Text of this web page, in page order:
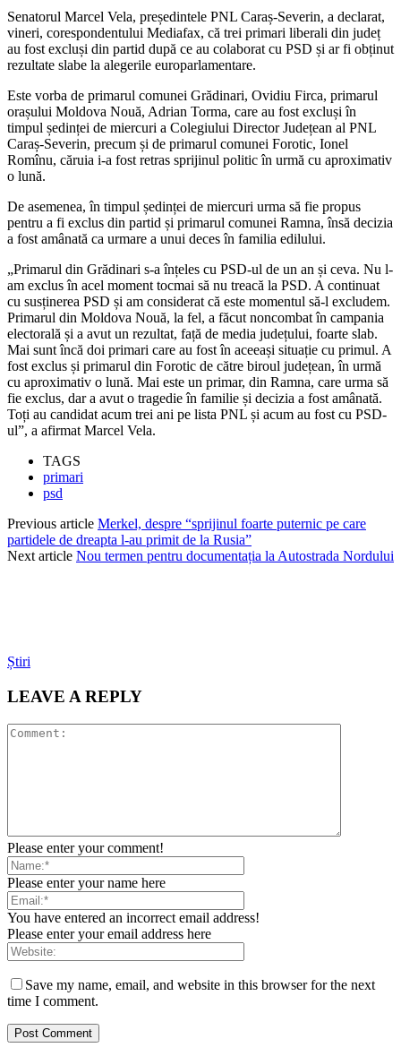
Senatorul Marcel Vela, președintele PNL Caraș-Severin, a declarat,
vineri, corespondentului Mediafax, că trei primari liberali din județ
au fost excluși din partid după ce au colaborat cu PSD și ar fi obținut
rezultate slabe la alegerile europarlamentare.
Este vorba de primarul comunei Grădinari, Ovidiu Firca, primarul
orașului Moldova Nouă, Adrian Torma, care au fost excluși în
timpul ședinței de miercuri a Colegiului Director Județean al PNL
Caraș-Severin, precum și de primarul comunei Forotic, Ionel
Romînu, căruia i-a fost retras sprijinul politic în urmă cu aproximativ
o lună.
De asemenea, în timpul ședinței de miercuri urma să fie propus
pentru a fi exclus din partid și primarul comunei Ramna, însă decizia
a fost amânată ca urmare a unui deces în familia edilului.
„Primarul din Grădinari s-a înțeles cu PSD-ul de un an și ceva. Nu l-
am exclus în acel moment tocmai să nu treacă la PSD. A continuat
cu susținerea PSD și am considerat că este momentul să-l excludem.
Primarul din Moldova Nouă, la fel, a făcut noncombat în campania
electorală și a avut un rezultat, față de media județului, foarte slab.
Mai sunt încă doi primari care au fost în aceeași situație cu primul. A
fost exclus și primarul din Forotic de către biroul județean, în urmă
cu aproximativ o lună. Mai este un primar, din Ramna, care urma să
fie exclus, dar a avut o tragedie în familie și decizia a fost amânată.
Toți au candidat acum trei ani pe lista PNL și acum au fost cu PSD-
ul”, a afirmat Marcel Vela.
TAGS
primari
psd
Previous article Merkel, despre “sprijinul foarte puternic pe care
partidele de dreapta l-au primit de la Rusia”
Next article Nou termen pentru documentația la Autostrada Nordului
Știri
LEAVE A REPLY
Please enter your comment!
Please enter your name here
You have entered an incorrect email address!
Please enter your email address here
Save my name, email, and website in this browser for the next
time I comment.